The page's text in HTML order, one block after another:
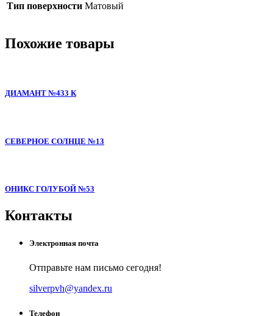
Тип поверхности Матовый
Похожие товары
ДИАМАНТ №433 К
СЕВЕРНОЕ СОЛНЦЕ №13
ОНИКС ГОЛУБОЙ №53
Контакты
Электронная почта
Отправьте нам письмо сегодня!
silverpvh@yandex.ru
Телефон